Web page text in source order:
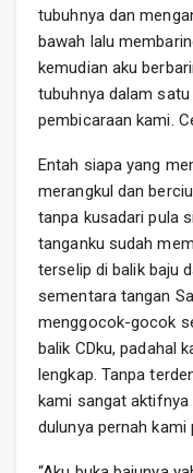
tubuhnya dan
bawah lalu
kemudian aku
tubuhnya dalam
pembicaraan kami.
Entah siapa yang
merangkul dan
tanpa kusadari pula
tanganku sudah
terselip di balik baju
sementara tangan
menggocok-gocok
balik CDku, padahal
lengkap. Tanpa
kami sangat
dulunya pernah kami